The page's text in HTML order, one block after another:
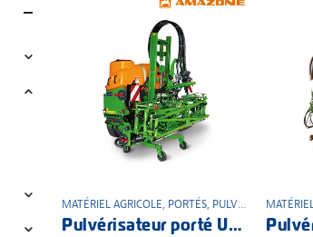
MATÉRIEL AGRICOLE, PORTÉS, PULVÉRISATEUR
Pulvérisateur porté UF 01